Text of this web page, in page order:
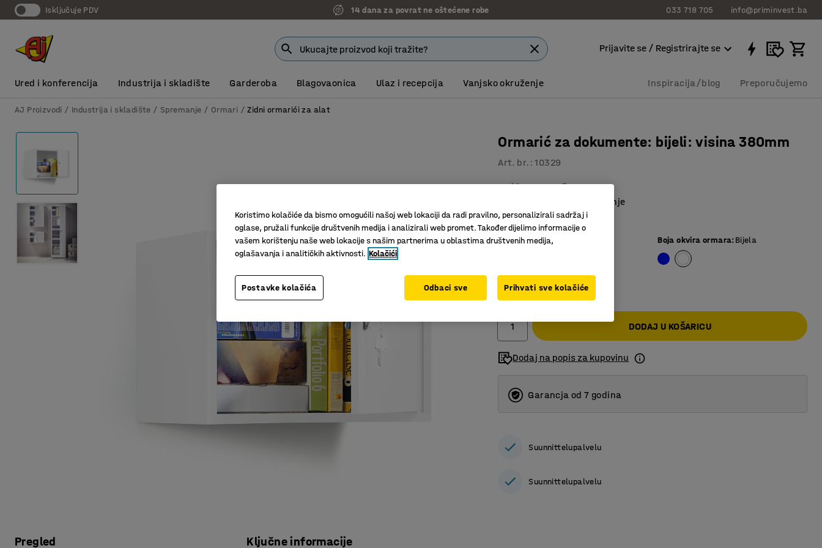
Isključuje PDV 14 dana za povrat ne oštećene robe 033 718 705 info@priminvest.ba
Prijavite se / Registrirajte se
Ured i konferencija Industrija i skladište Garderoba Blagovaonica Ulaz i recepcija Vanjsko okruženje Inspiracija/blog Preporučujemo
AJ Proizvodi Industrija i skladište Spremanje Ormari Zidni ormarići za alat
Pregled Ključne informacije
Ormarić za dokumente: bijeli: visina 380mm
Art. br. :10329
Zidna montaža
S ručkom na zaključavanje
Za 9 A4 registratora
Boja vrata:Bijela Boja okvira ormara:Bijela
366,00 KM
DODAJ U KOŠARICU
Dodaj na popis za kupovinu
Garancja od 7 godina
Suunnittelupalvelu
Suunnittelupalvelu
Koristimo kolačiće da bismo omogućili našoj web lokaciji da radi pravilno, personalizirali sadržaj i
oglase, pružali funkcije društvenih medija i analizirali web promet. Također dijelimo informacije o
vašem korištenju naše web lokacije s našim partnerima u oblastima društvenih medija,
oglašavanja i analitičkih aktivnosti. Kolačići
Postavke kolačića Odbaci sve Prihvati sve kolačiće